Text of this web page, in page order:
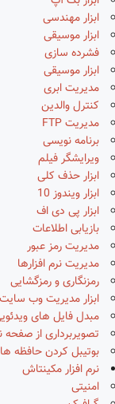
ابزار مهندسی
ابزار موسیقی
فشرده سازی
ابزار موسیقی
مدیریت ابری
کنترل والدین
مدیریت FTP
برنامه نویسی
ویرایشگر فیلم
ابزار حذف کلی
ابزار ویندوز 10
ابزار پی دی اف
بازیابی اطلاعات
مدیریت رمز عبور
مدیریت نرم افزارها
رمزنگاری و رمزگشایی
ابزار مدیریت وب سایت
مبدل فایل های
تصویربرداری از
بوتیبل کردن حافظه
نرم افزار مکینتاش
امنیتی